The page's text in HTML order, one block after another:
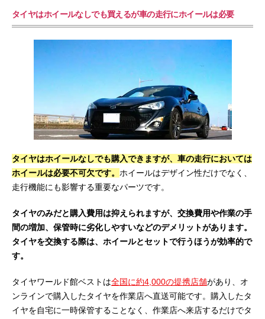
タイヤはホイールなしでも買えるが車の走行にホイールは必要
タイヤはホイールなしでも購入できますが、車の走行においては
ホイールは必要不可欠です。 ホイールはデザイン性だけでなく、
走行機能にも影響する重要なパーツです。
タイヤのみだと購入費用は抑えられますが、交換費用や作業の手
間の増加、保管時に劣化しやすいなどのデメリットがあります。
タイヤを交換する際は、ホイールとセットで行うほうが効率的で
す。
タイヤワールド館ベストは全国に約4,000の提携店舗があり、オ
ンラインで購入したタイヤを作業店へ直送可能です。購入したタ
イヤを自宅に一時保管することなく、作業店へ来店するだけでタ